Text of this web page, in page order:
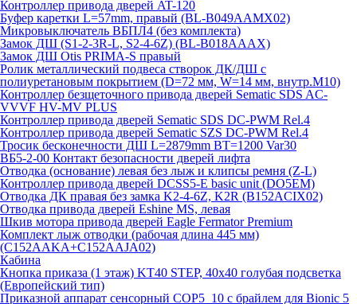
Контроллер привода дверей AT-120
Буфер каретки L=57mm, правый (BL-B049AAMX02)
Микровыключатель ВБПЛ4 (без комплекта)
Замок ДШ (S1-2-3R-L, S2-4-6Z) (BL-B018AAAX)
Замок ДШ Otis PRIMA-S правый
Ролик металлический подвеса створок ДК/ДШ с
полиуретановым покрытием (D=72 мм, W=14 мм, внутр.М10)
Контроллер безщеточного привода дверей Sematiс SDS AC-
VVVF HV-MV PLUS
Контроллер привода дверей Sematic SDS DC-PWM Rel.4
Контроллер привода дверей Sematic SZS DC-PWM Rel.4
Тросик бесконечности ДШ L=2879mm BT=1200 Var30
ВБ5-2-00 Контакт безопасности дверей лифта
Отводка (основание) левая без лыж и клипсы ремня (Z-L)
Контроллер привода дверей DCSS5-E basic unit (DO5EM)
Отводка ДК правая без замка K2-4-6Z, K2R (B152ACIX02)
Отводка привода дверей Eshine MS, левая
Шкив мотора привода дверей Eagle Fermator Premium
Комплект лыж отводки (рабочая длина 445 мм)
(C152AAKA+C152AAJA02)
Кабина
Кнопка приказа (1 этаж) KT40 STEP, 40х40 голубая подсветка
(Европейский тип)
Приказной аппарат сенсорный COP5_10 с брайлем для Bionic 5